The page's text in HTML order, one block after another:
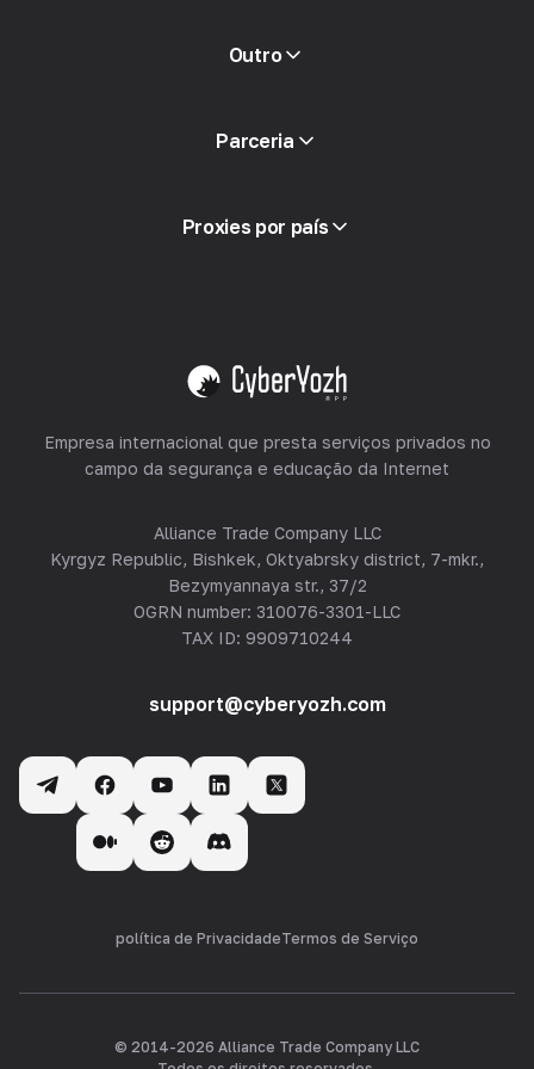
Outro
ACI Acesso
Parceria
Programa de parceria
Revendendo
Proxies por país
Ver tudo
Empresa internacional que presta serviços privados no
campo da segurança e educação da Internet
Alliance Trade Company LLC
Kyrgyz Republic, Bishkek, Oktyabrsky district, 7-mkr.,
Bezymyannaya str., 37/2
OGRN number: 310076-3301-LLC
TAX ID: 9909710244
support@cyberyozh.com
política de PrivacidadeTermos de Serviço
© 2014-2026 Alliance Trade Company LLC